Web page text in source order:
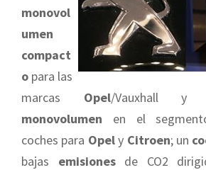
monovol
umen
compact
o para las
marcas Opel/Vauxhall y
monovolumen en el
coches para Opely Citroen; un
bajas emisionesde CO2